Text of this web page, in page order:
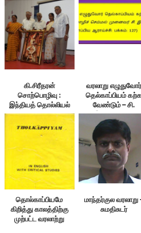
கி.சிரீதரன்
சொற்பொழிவு :
இந்தியத் தொல்லியல்
ஆய்வின் வரலாறு
வரலாறு எழுதுவோர்
தெல்காப்பியம்
வேண்டும் – சி.
இலக்குவனார்
தொல்காப்பியமே
கிறித்து காலத்திற்கு
முற்பட்ட வரலாற்று
மாந்தர்குல வரலாறு
சுமதிசுடர்